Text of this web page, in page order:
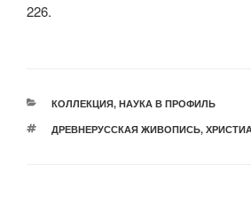
226.
РУБРИКИ
КОЛЛЕКЦИЯ, НАУКА В ПРОФИЛЬ
МЕТКИ
ДРЕВНЕРУССКАЯ ЖИВОПИСЬ,